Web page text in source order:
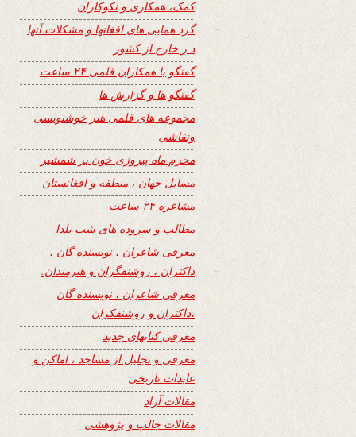
کمک، همکاری و نکوکاران
گرد همایی های افغانها و مشکلات آنها
د ر خارج از کشور
گفتگو با همکاران قلمی ۲۴ ساعت
گفتگو ها و گزارش ها
مجموعه های قلمی هنر خوشنویسی
ونقاشی
محرم ماه پیروزی خون بر شمشیر
مسایل جهان ، منطقه و افغانستان
مشاعره ۲۴ ساعت
مطالب و سروده های شب یلدا
معرفی شاعران ، نویسنده گان ،
داکتران ، روشنفگران و هنرمندان.
معرفی شاعران ، نویسنده گان
،داکتران و روشنفکران
معرفی کتابهای جدید
معرفی و تجلیل از مساجد ، اماکن و
عابدات تاریخی
مقالات آزاد
مقالات جالب و پژوهشی